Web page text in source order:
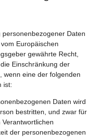
Daten
Europäischen
gewährte Recht,
Einschränkung der
wenn eine der folgenden
ist:
Daten wird
bestritten, und zwar für
der personenbezogenen